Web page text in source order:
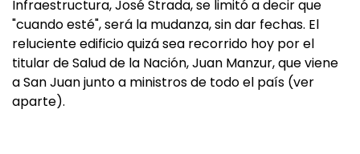
Infraestructura, José Strada, se limitó a decir que
"cuando esté", será la mudanza, sin dar fechas. El
reluciente edificio quizá sea recorrido hoy por el
titular de Salud de la Nación, Juan Manzur, que viene
a San Juan junto a ministros de todo el país (ver
aparte).